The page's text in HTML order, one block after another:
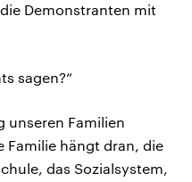
Demonstranten mit
sagen?“
unseren Familien
Familie hängt dran, die
das Sozialsystem,